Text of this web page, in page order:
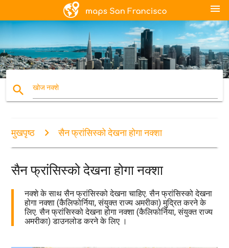
menu
search खोज नक्शे
मुखपृष्ठ सैन फ्रांसिस्को देखना होगा नक्शा
सैन फ्रांसिस्को देखना होगा नक्शा
नक्शे के साथ सैन फ्रांसिस्को देखना चाहिए. सैन फ्रांसिस्को देखना
होगा नक्शा (कैलिफोर्निया, संयुक्त राज्य अमरीका) मुद्रित करने के
लिए. सैन फ्रांसिस्को देखना होगा नक्शा (कैलिफोर्निया, संयुक्त राज्य
अमरीका) डाउनलोड करने के लिए ।